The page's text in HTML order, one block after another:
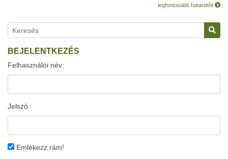
legfontosabb határidőit
BEJELENTKEZÉS
Felhasználói név:
Jelszó
Emlékezz rám!